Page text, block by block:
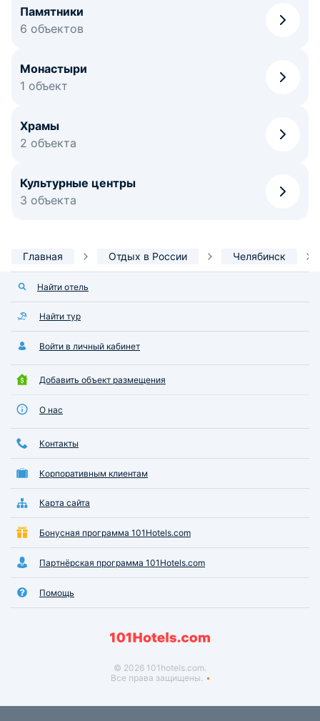
Памятники
6 объектов
Монастыри
1 объект
Храмы
2 объекта
Культурные центры
3 объекта
Главная Отдых в России Челябинск
Найти отель
Найти тур
Войти в личный кабинет
Добавить объект размещения
О нас
Контакты
Корпоративным клиентам
Карта сайта
Бонусная программа 101Hotels.com
Партнёрская программа 101Hotels.com
Помощь
© 2026 101hotels.com.
Все права защищены.